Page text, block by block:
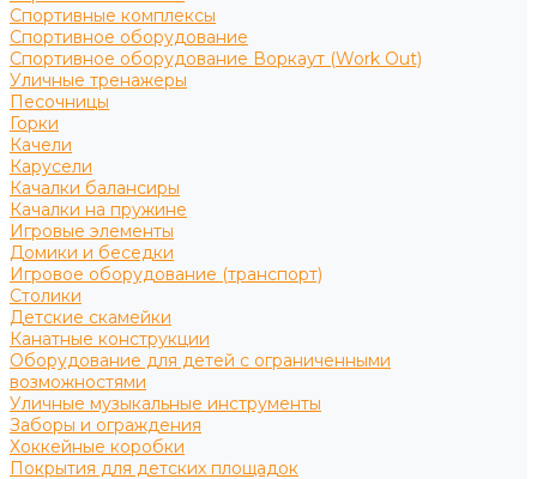
Спортивные комплексы
Спортивное оборудование
Спортивное оборудование Воркаут (Work Out)
Уличные тренажеры
Песочницы
Горки
Качели
Карусели
Качалки балансиры
Качалки на пружине
Игровые элементы
Домики и беседки
Игровое оборудование (транспорт)
Столики
Детские скамейки
Канатные конструкции
Оборудование для детей с ограниченными
возможностями
Уличные музыкальные инструменты
Заборы и ограждения
Хоккейные коробки
Покрытия для детских площадок